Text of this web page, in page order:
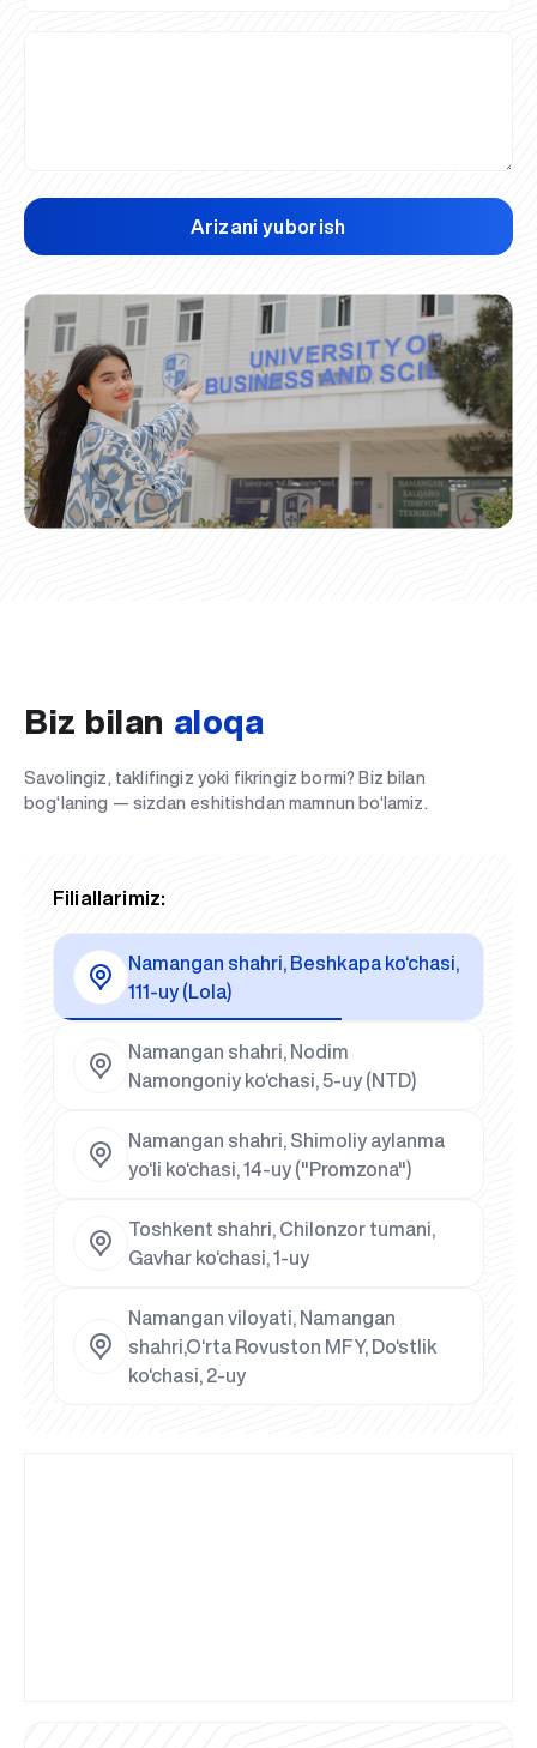
Arizani yuborish
Biz bilan aloqa
Savolingiz, taklifingiz yoki fikringiz bormi? Biz bilan
bog‘laning — sizdan eshitishdan mamnun bo‘lamiz.
Filiallarimiz:
Namangan shahri, Beshkapa ko‘chasi,
111-uy (Lola)
Namangan shahri, Nodim
Namongoniy ko‘chasi, 5-uy (NTD)
Namangan shahri, Shimoliy aylanma
yo‘li ko‘chasi, 14-uy ("Promzona")
Toshkent shahri, Chilonzor tumani,
Gavhar ko‘chasi, 1-uy
Namangan viloyati, Namangan
shahri,O‘rta Rovuston MFY, Do‘stlik
ko‘chasi, 2-uy